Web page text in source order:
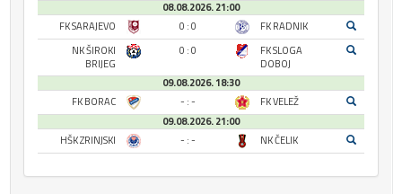
08.08.2026. 21:00
FK SARAJEVO
0 : 0
FK RADNIK
NK ŠIROKI
BRIJEG
0 : 0
FK SLOGA
DOBOJ
09.08.2026. 18:30
FK BORAC
- : -
FK VELEŽ
09.08.2026. 21:00
HŠK ZRINJSKI
- : - NK ČELIK